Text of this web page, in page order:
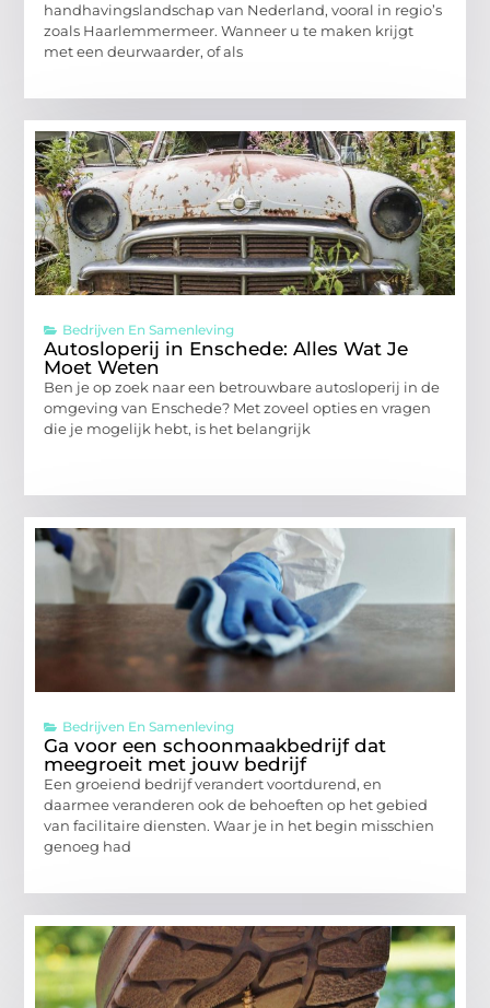
handhavingslandschap van Nederland, vooral in regio’s
zoals Haarlemmermeer. Wanneer u te maken krijgt
met een deurwaarder, of als
Bedrijven En Samenleving
Autosloperij in Enschede: Alles Wat Je
Moet Weten
Ben je op zoek naar een betrouwbare autosloperij in de
omgeving van Enschede? Met zoveel opties en vragen
die je mogelijk hebt, is het belangrijk
Bedrijven En Samenleving
Ga voor een schoonmaakbedrijf dat
meegroeit met jouw bedrijf
Een groeiend bedrijf verandert voortdurend, en
daarmee veranderen ook de behoeften op het gebied
van facilitaire diensten. Waar je in het begin misschien
genoeg had